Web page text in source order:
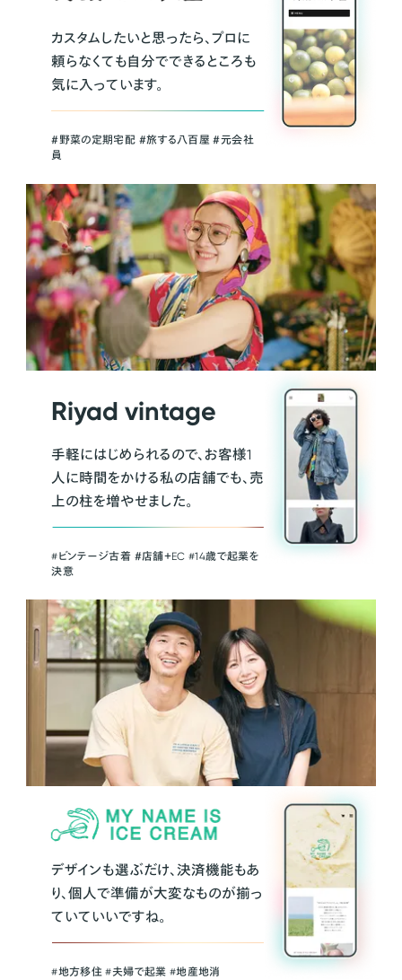
カスタムしたいと思ったら、プロに
頼らなくても自分でできるところも
気に入っています。
＃野菜の定期宅配 ＃旅する八百屋 ＃元会社
員
Riyad vintage
手軽にはじめられるので、お客様1
人に時間をかける私の店舗でも、売
上の柱を増やせました。
#ビンテージ古着 ＃店舗＋EC #14歳で起業を
決意
デザインも選ぶだけ、決済機能もあ
り、個人で準備が大変なものが揃っ
ていていいですね。
#地方移住 #夫婦で起業 #地産地消